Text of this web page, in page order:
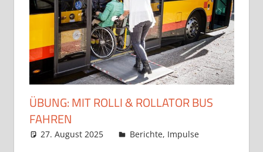
ÜBUNG: MIT ROLLI & ROLLATOR BUS
FAHREN
27. August 2025 Claudia Ollenhauer
Berichte, Impulse